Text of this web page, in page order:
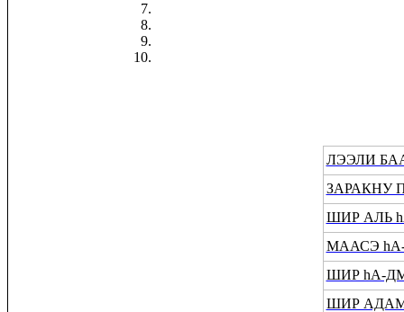
ЛЭЭЛИ
ЗАРАКНУ
ШИР АЛЬ
МААСЭ
ШИР hА-
ШИР